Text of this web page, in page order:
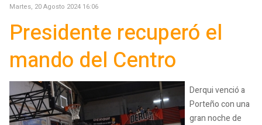
Martes, 20 Agosto 2024 16:06
Presidente recuperó el
mando del Centro
Derqui venció a
Porteño con una
gran noche de